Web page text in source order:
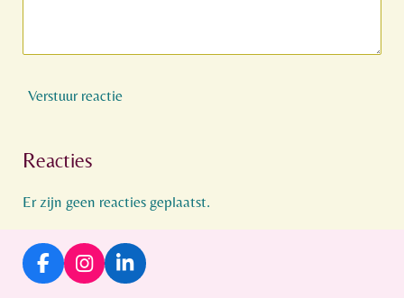
Verstuur reactie
Reacties
Er zijn geen reacties geplaatst.
F
a
I
n
L
i